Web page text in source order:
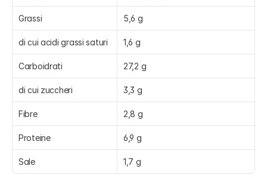
Grassi 5,6 g
di cui acidi grassi saturi 1,6 g
Carboidrati 27,2 g
di cui zuccheri 3,3 g
Fibre 2,8 g
Proteine 6,9 g
Sale 1,7 g